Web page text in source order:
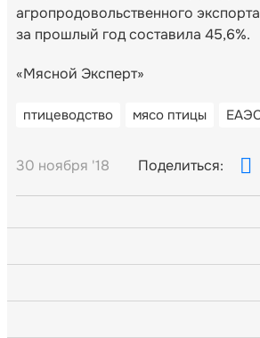
агропродовольственного
за прошлый год составила 45,6%.
«Мясной Эксперт»
птицеводство мясо птицы
30 ноября '18 Поделиться: